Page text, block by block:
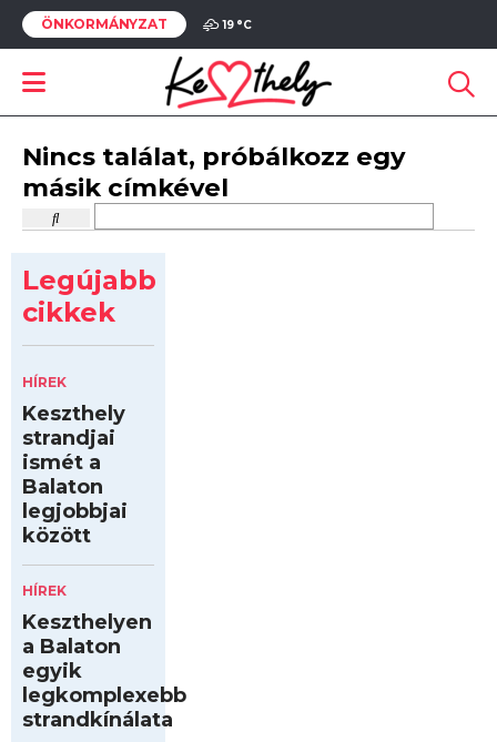
ÖNKORMÁNYZAT 19 °C
Nincs találat, próbálkozz egy
másik címkével
Legújabb
cikkek
HÍREK
Keszthely
strandjai
ismét a
Balaton
legjobbjai
között
HÍREK
Keszthelyen
a Balaton
egyik
legkomplexebb
strandkínálata